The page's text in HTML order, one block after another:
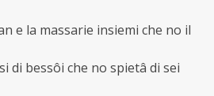
e la massarie insiemi che no il
di bessôi che no spietâ di sei